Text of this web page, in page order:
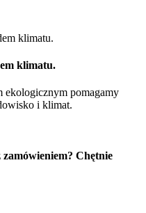
klimatu.
ekologicznym pomagamy
i klimat.
Chętnie